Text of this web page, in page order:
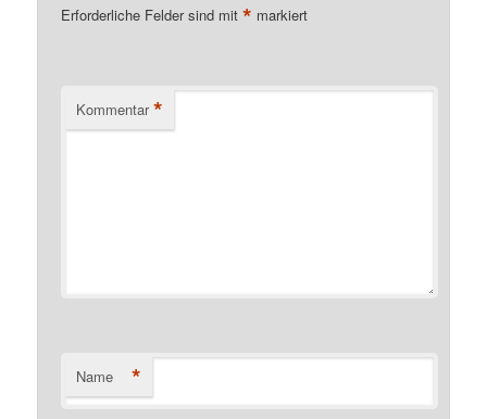
Erforderliche Felder sind mit* markiert
Kommentar *
Name *